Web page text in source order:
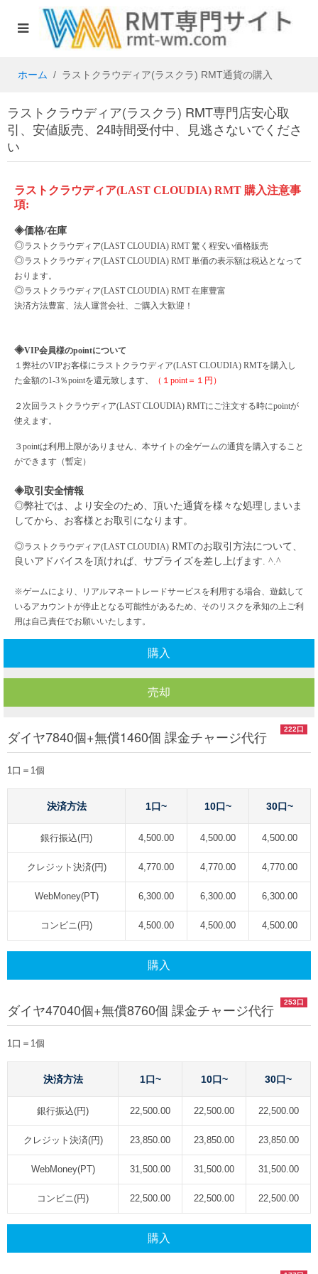
ホーム ラストクラウディア(ラスクラ) RMT通貨の購入
ラストクラウディア(ラスクラ) RMT専門店安心取
引、安値販売、24時間受付中、見逃さないでくださ
い
ラストクラウディア(LAST CLOUDIA) RMT 購入注意事
項:
◈価格/在庫
◎ラストクラウディア(LAST CLOUDIA) RMT 驚く程安い価格販売
◎ラストクラウディア(LAST CLOUDIA) RMT 単価の表示額は税込となって
おります。
◎ラストクラウディア(LAST CLOUDIA) RMT 在庫豊富
決済方法豊富、法人運営会社、ご購入大歓迎！
◈VIP会員様のpointについて
１弊社のVIPお客様にラストクラウディア(LAST CLOUDIA) RMTを購入し
た金額の1-3％pointを還元致します、
（１ point＝１円）
２次回 ラストクラウディア(LAST CLOUDIA) RMTにご注文する時にpointが
使えます。
３ pointは利用上限がありません、本サイトの全ゲームの通貨を購入すること
ができます（暫定）
◈取引安全情報
◎弊社では、より安全のため、頂いた通貨を様々な処理しまいま
してから、お客様とお取引になります。
◎ラストクラウディア(LAST CLOUDIA) RMTのお取引方法について、
良いアドバイスを頂ければ、サプライズを差し上げます. ^.^
※ゲームにより、リアルマネートレードサービスを利用する場合、遊戯して
いるアカウントが停止となる可能性があるため、そのリスクを承知の上ご利
用は自己責任でお願いいたします。
購入
売却
222口
ダイヤ7840個+無償1460個 課金チャージ代行
1口＝1個
決済方法 1口~ 10口~ 30口~
銀行振込(円) 4,500.00 4,500.00 4,500.00
クレジット決済(円) 4,770.00 4,770.00 4,770.00
WebMoney(PT) 6,300.00 6,300.00 6,300.00
コンビニ(円) 4,500.00 4,500.00 4,500.00
購入
253口
ダイヤ47040個+無償8760個 課金チャージ代行
1口＝1個
決済方法 1口~ 10口~ 30口~
銀行振込(円) 22,500.00 22,500.00 22,500.00
クレジット決済(円) 23,850.00 23,850.00 23,850.00
WebMoney(PT) 31,500.00 31,500.00 31,500.00
コンビニ(円) 22,500.00 22,500.00 22,500.00
購入